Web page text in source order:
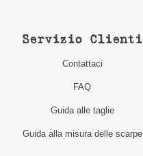
Servizio Clienti
Contattaci
FAQ
Guida alle taglie
Guida alla misura delle scarpe